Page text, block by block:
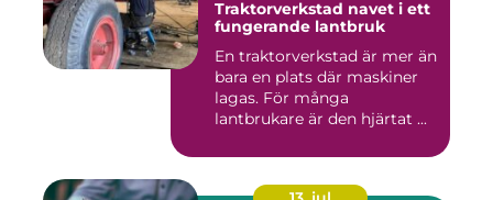
Traktorverkstad navet i ett
fungerande lantbruk
En traktorverkstad är mer än
bara en plats där maskiner
lagas. För många
lantbrukare är den hjärtat ...